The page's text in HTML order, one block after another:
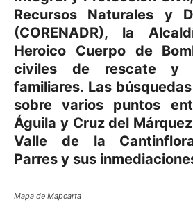
Recursos Naturales y
(CORENADR), la
Heroico Cuerpo de
civiles de rescate y
familiares. Las
sobre varios puntos
Águila y Cruz del
Valle de la
Parres y sus
Mapa de Mapcarta